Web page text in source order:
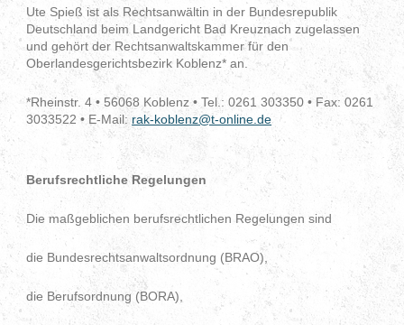
Ute Spieß ist als Rechtsanwältin in der Bundesrepublik
Deutschland beim Landgericht Bad Kreuznach zugelassen
und gehört der Rechtsanwaltskammer für den
Oberlandesgerichtsbezirk Koblenz* an.
*Rheinstr. 4 • 56068 Koblenz • Tel.: 0261 303350 • Fax: 0261
3033522 • E-Mail: rak-koblenz@t-online.de
Berufsrechtliche Regelungen
Die maßgeblichen berufsrechtlichen Regelungen sind
die Bundesrechtsanwaltsordnung (BRAO),
die Berufsordnung (BORA),